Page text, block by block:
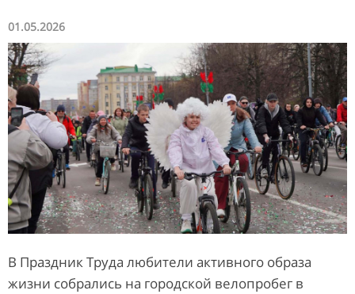
01.05.2026
В Праздник Труда любители активного образа
жизни собрались на городской велопробег в